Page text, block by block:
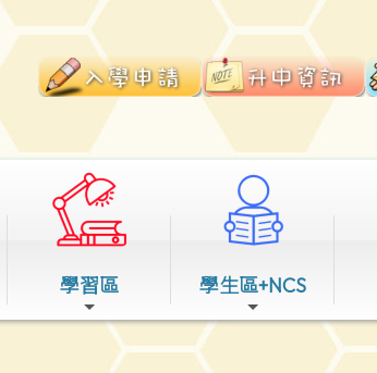
學習區 學生區+NCS